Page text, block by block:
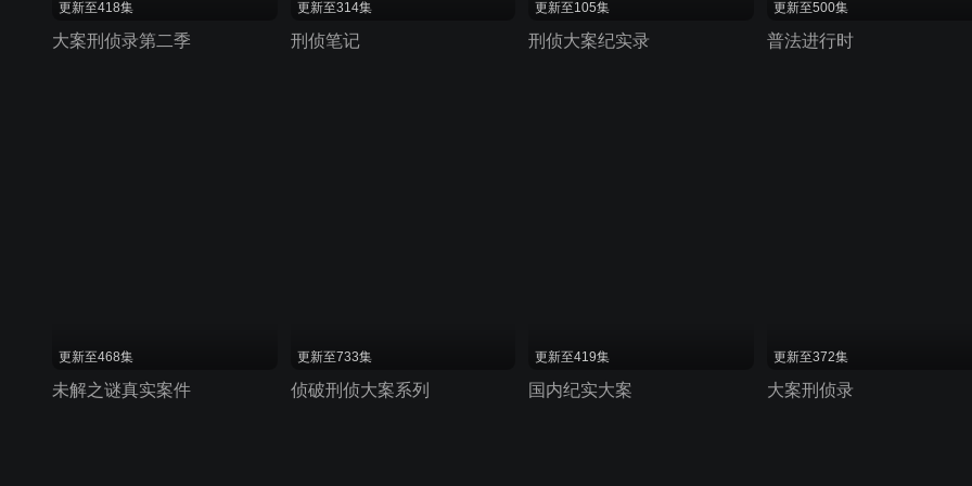
更新至418集
大案刑侦录第二季
更新至314集
刑侦笔记
更新至105集
刑侦大案纪实录
更新至500集
普法进行时
更新至468集
未解之谜真实案件
更新至733集
侦破刑侦大案系列
更新至419集
国内纪实大案
更新至372集
大案刑侦录